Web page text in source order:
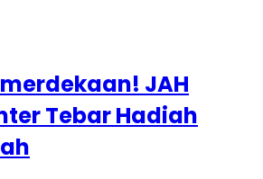
JAH
Tebar Hadiah